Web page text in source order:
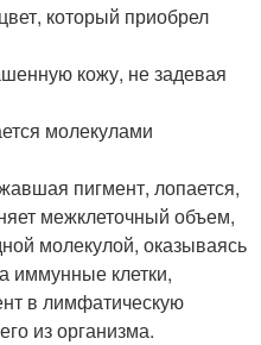
который приобрел
кожу, не задевая
молекулами
пигмент, лопается,
межклеточный объем,
молекулой, оказываясь
иммунные клетки,
в лимфатическую
из организма.